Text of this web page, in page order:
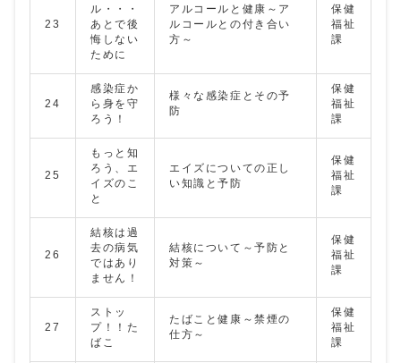
23
ル・・・
あとで後
悔しない
ために
アルコールと健康～ア
ルコールとの付き合い
方～
保健
福祉
課
24
感染症か
ら身を守
ろう！
様々な感染症とその予
防
保健
福祉
課
25
もっと知
ろう、エ
イズのこ
と
エイズについての正し
い知識と予防
保健
福祉
課
26
結核は過
去の病気
ではあり
ません！
結核について～予防と
対策～
保健
福祉
課
27
ストッ
プ！！た
ばこ
たばこと健康～禁煙の
仕方～
保健
福祉
課